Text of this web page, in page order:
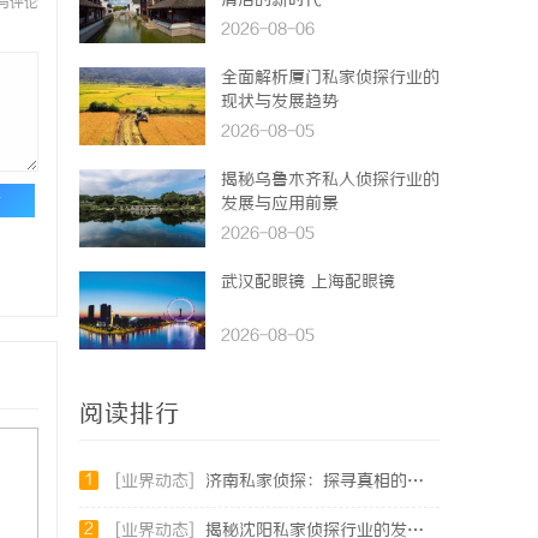
2026-08-06
全面解析厦门私家侦探行业的
现状与发展趋势
2026-08-05
揭秘乌鲁木齐私人侦探行业的
发展与应用前景
2026-08-05
武汉配眼镜 上海配眼镜
2026-08-05
阅读排行
1 [业界动态] 济南私家侦探：探寻真相的隐秘守护者
2 [业界动态] 揭秘沈阳私家侦探行业的发展与应用：专业侦探服务的全方位解析